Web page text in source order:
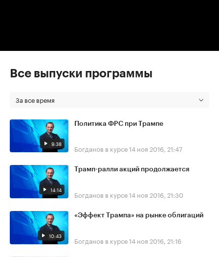
Все выпуски программы
За все время
9:38
Политика ФРС при Трампе
Богданов в курсе14 ноя 2016, 21:47
14:14
Трамп-ралли акций продолжается
Богданов в курсе14 ноя 2016, 21:30
10:43
«Эффект Трампа» на рынке облигаций
Богданов в курсе14 ноя 2016, 21:16